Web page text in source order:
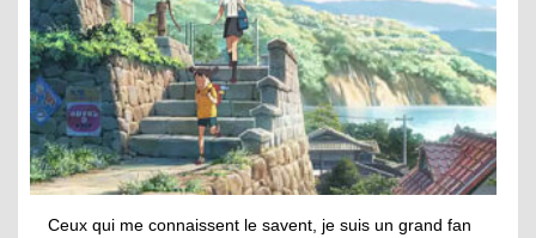
Ceux qui me connaissent le savent, je suis un grand fan